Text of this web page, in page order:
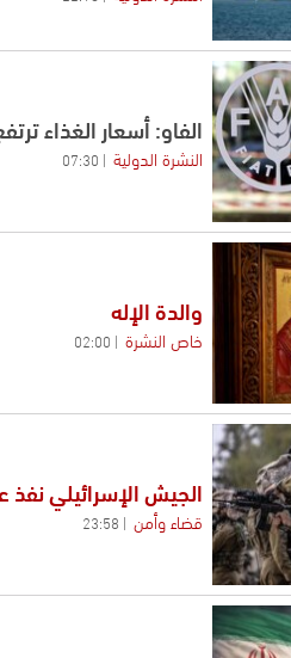
الفاو: أسعار الغذاء
النشرة الدولية 07:30
والدة الإله
خاص النشرة 02:00
الجيش الإسرائيلي نفذ
قضاء وأمن 23:58